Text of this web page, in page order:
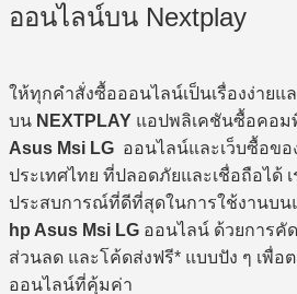
ออนไลน์บน Nextplay
ให้ทุกคำสั่งซื้อออนไลน์เป็นเรื่องง่าย
บน NEXTPLAY แอปพลิเคชันซื้อคอม
Asus Msi LG ออนไลน์และเว็บซื้อข
ประเทศไทย ที่ปลอดภัยและเชื่อถือได้
ประสบการณ์ที่ดีที่สุดในการใช้งานบน
hp Asus Msi LG ออนไลน์ ด้วยการคั
ส่วนลด และโค้ดส่งฟรี* แบบปัง ๆ เพื่อ
ออนไลน์ที่คุ้มค่า